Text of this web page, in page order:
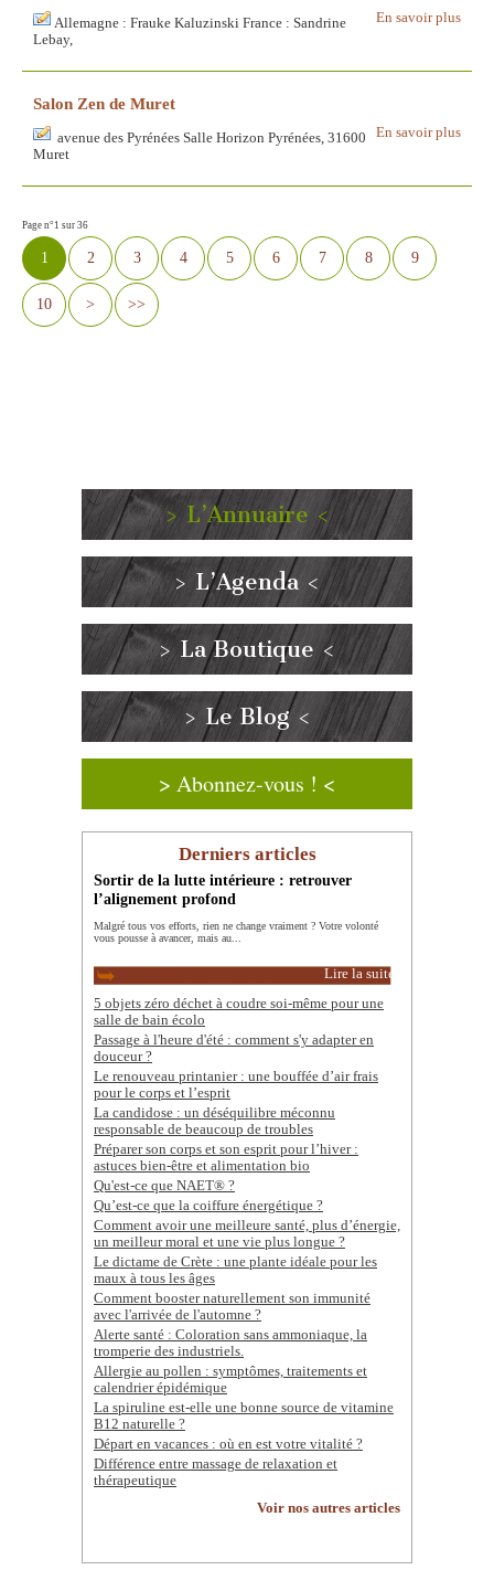
En savoir plus
Allemagne : Frauke Kaluzinski France : Sandrine
Lebay,
Salon Zen de Muret
En savoir plus
avenue des Pyrénées Salle Horizon Pyrénées, 31600
Muret
Page n°1 sur 36
1 2 3 4 5 6 7 8 9
10 > >>
> L’Annuaire <
> L’Agenda <
> La Boutique <
> Le Blog <
> Abonnez-vous ! <
Derniers articles
Sortir de la lutte intérieure : retrouver
l’alignement profond
Malgré tous vos efforts, rien ne change vraiment ? Votre volonté
vous pousse à avancer, mais au...
Lire la suite
5 objets zéro déchet à coudre soi-même pour une
salle de bain écolo
Passage à l'heure d'été : comment s'y adapter en
douceur ?
Le renouveau printanier : une bouffée d’air frais
pour le corps et l’esprit
La candidose : un déséquilibre méconnu
responsable de beaucoup de troubles
Préparer son corps et son esprit pour l’hiver :
astuces bien-être et alimentation bio
Qu'est-ce que NAET® ?
Qu’est-ce que la coiffure énergétique ?
Comment avoir une meilleure santé, plus d’énergie,
un meilleur moral et une vie plus longue ?
Le dictame de Crète : une plante idéale pour les
maux à tous les âges
Comment booster naturellement son immunité
avec l'arrivée de l'automne ?
Alerte santé : Coloration sans ammoniaque, la
tromperie des industriels.
Allergie au pollen : symptômes, traitements et
calendrier épidémique
La spiruline est-elle une bonne source de vitamine
B12 naturelle ?
Départ en vacances : où en est votre vitalité ?
Différence entre massage de relaxation et
thérapeutique
Voir nos autres articles